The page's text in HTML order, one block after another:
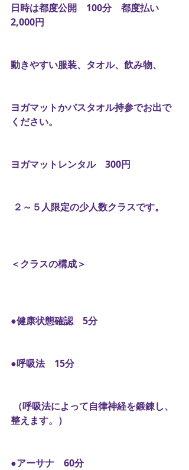
日時は都度公開　100分　都度払い
2,000円
動きやすい服装、タオル、飲み物、
ヨガマットかバスタオル持参でお出で
ください。
ヨガマットレンタル　300円
２～５人限定の少人数クラスです。
＜クラスの構成＞
●健康状態確認　5分
●呼吸法　15分
整えます。）
●アーサナ　60分